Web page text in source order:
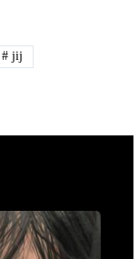
# jij